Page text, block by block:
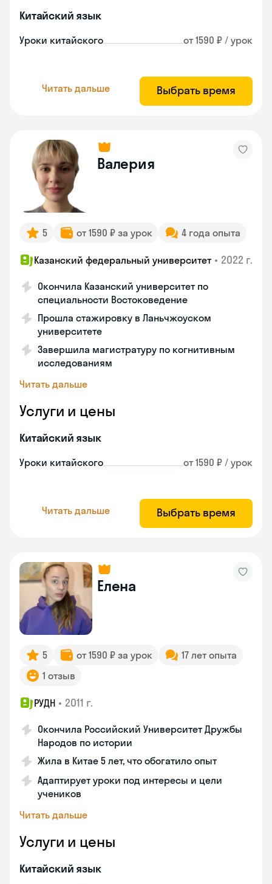
Китайский язык
Уроки китайского от 1590 ₽ / урок
Читать дальше Выбрать время
Валерия
5 от 1590 ₽ за урок 4 года опыта
Казанский федеральный университет • 2022 г.
Окончила Казанский университет по
специальности Востоковедение
Прошла стажировку в Ланьчжоуском
университете
Завершила магистратуру по когнитивным
исследованиям
Читать дальше
Услуги и цены
Китайский язык
Уроки китайского от 1590 ₽ / урок
Читать дальше Выбрать время
Елена
5 от 1590 ₽ за урок
17 лет опыта
1 отзыв
РУДН • 2011 г.
Окончила Российский Университет Дружбы
Народов по истории
Жила в Китае 5 лет, что обогатило опыт
Адаптирует уроки под интересы и цели
учеников
Читать дальше
Услуги и цены
Китайский язык